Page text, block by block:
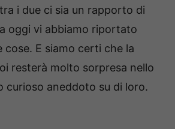
i due ci sia un rapporto di
oggi vi abbiamo riportato
cose. E siamo certi che la
resterà molto sorpresa nello
curioso aneddoto su di loro.